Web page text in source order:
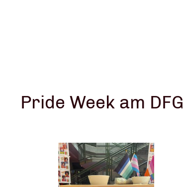
Pride Week am DFG